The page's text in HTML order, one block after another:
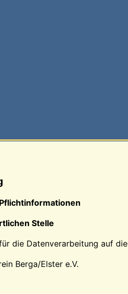
Stelle
die Datenverarbeitung auf
Berga/Elster e.V.